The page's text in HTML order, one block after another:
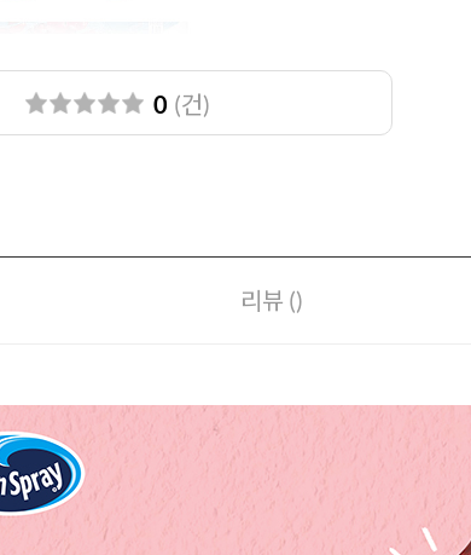
0 (건)
리뷰 ()